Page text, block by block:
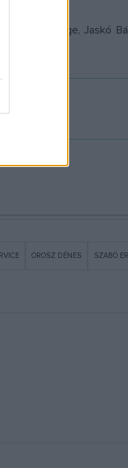
Csenge, Jaskó
OROSZ DÉNES SZABÓ